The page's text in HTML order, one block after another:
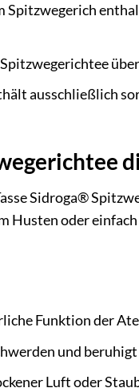
Spitzwegerich
ausschließlich
Sidroga®
Husten oder
Funktion der
und beruhigt
Luft oder